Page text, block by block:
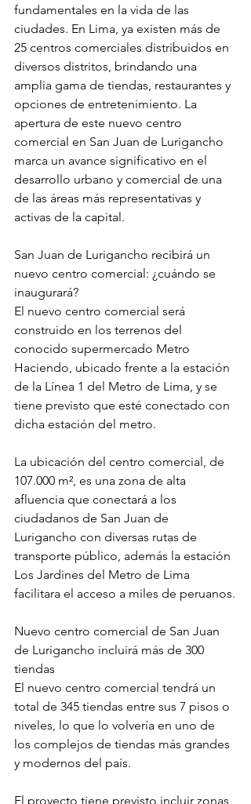
fundamentales en la vida de las
ciudades. En Lima, ya existen más de
25 centros comerciales distribuidos en
diversos distritos, brindando una
amplia gama de tiendas, restaurantes y
opciones de entretenimiento. La
apertura de este nuevo centro
comercial en San Juan de Lurigancho
marca un avance significativo en el
desarrollo urbano y comercial de una
de las áreas más representativas y
activas de la capital.
San Juan de Lurigancho recibirá un
nuevo centro comercial: ¿cuándo se
inaugurará?
El nuevo centro comercial será
construido en los terrenos del
conocido supermercado Metro
Haciendo, ubicado frente a la estación
de la Línea 1 del Metro de Lima, y se
tiene previsto que esté conectado con
dicha estación del metro.
La ubicación del centro comercial, de
107.000 m², es una zona de alta
afluencia que conectará a los
ciudadanos de San Juan de
Lurigancho con diversas rutas de
transporte público, además la estación
Los Jardines del Metro de Lima
facilitara el acceso a miles de peruanos.
Nuevo centro comercial de San Juan
de Lurigancho incluirá más de 300
tiendas
El nuevo centro comercial tendrá un
total de 345 tiendas entre sus 7 pisos o
niveles, lo que lo volvería en uno de
los complejos de tiendas más grandes
y modernos del país.
El proyecto tiene previsto incluir zonas